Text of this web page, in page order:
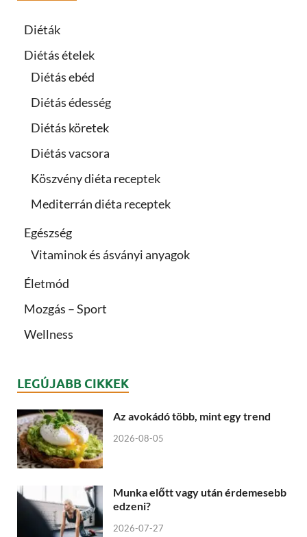
Diéták
Diétás ételek
Diétás ebéd
Diétás édesség
Diétás köretek
Diétás vacsora
Köszvény diéta receptek
Mediterrán diéta receptek
Egészség
Vitaminok és ásványi anyagok
Életmód
Mozgás – Sport
Wellness
LEGÚJABB CIKKEK
Az avokádó több, mint egy trend
2026-08-05
Munka előtt vagy után érdemesebb
edzeni?
2026-07-27